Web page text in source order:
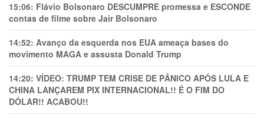
15:06: Flávio Bolsonaro DESCUMPRE promessa e ESCONDE
contas de filme sobre Jair Bolsonaro
14:52: Avanço da esquerda nos EUA ameaça bases do
movimento MAGA e assusta Donald Trump
14:20: VÍDEO: TRUMP TEM CRlSE DE PÂNlCO APÓS LULA E
CHINA LANÇAREM PIX INTERNACIONAL!! É O FIM DO
DÓLAR!! ACABOU!!